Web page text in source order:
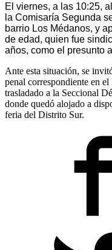
El viernes, a las 10:25,
la Comisaría Segunda
barrio Los Médanos, y
de edad, quien fue
años, como el presunto
Ante esta situación, se
penal correspondiente en
trasladado a la Seccional
donde quedó alojado a
feria del Distrito Sur.